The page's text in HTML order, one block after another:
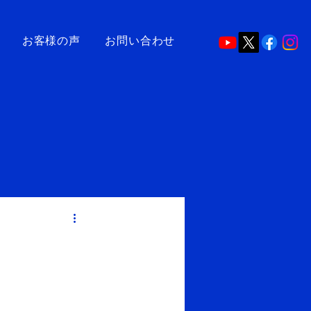
お客様の声 お問い合わせ